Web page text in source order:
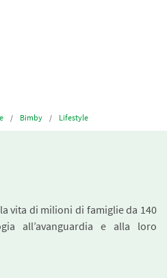
Bimby Lifestyle
vita di milioni di famiglie da 140
all’avanguardia e alla loro